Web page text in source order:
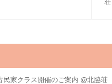
家クラス開催のご案内 @北脇荘